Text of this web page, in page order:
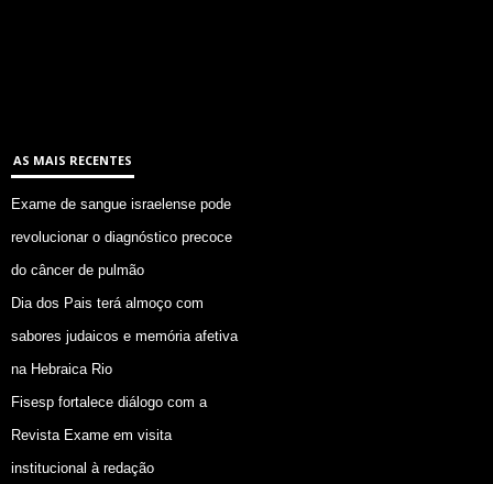
AS MAIS RECENTES
Exame de sangue israelense pode
revolucionar o diagnóstico precoce
do câncer de pulmão
Dia dos Pais terá almoço com
sabores judaicos e memória afetiva
na Hebraica Rio
Fisesp fortalece diálogo com a
Revista Exame em visita
institucional à redação